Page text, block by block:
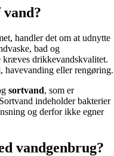
handler det om at udnytte
bad og
drikkevandskvalitet.
havevanding eller rengøring.
sortvand, som er
indeholder bakterier
og derfor ikke egner
vandgenbrug?